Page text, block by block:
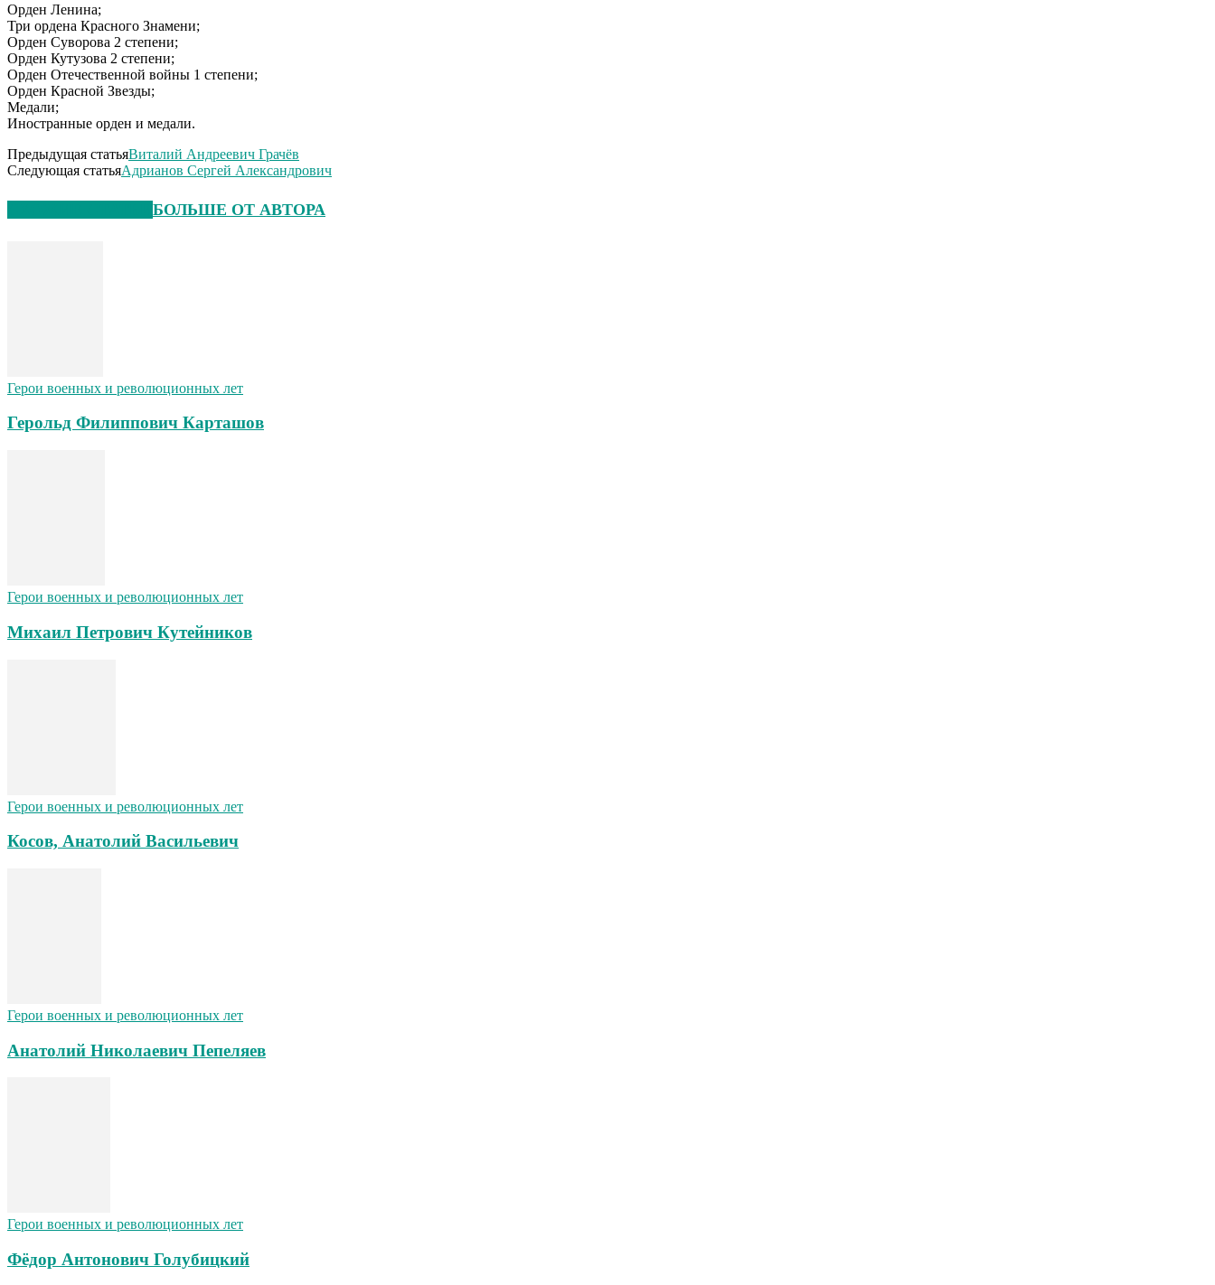
Орден Ленина;
Три ордена Красного Знамени;
Орден Суворова 2 степени;
Орден Кутузова 2 степени;
Орден Отечественной войны 1 степени;
Орден Красной Звезды;
Медали;
Иностранные орден и медали.
Предыдущая статьяВиталий Андреевич Грачёв
Следующая статьяАдрианов Сергей Александрович
БОЛЬШЕ ОТ АВТОРА
Герои военных и революционных лет
Герольд Филиппович Карташов
Герои военных и революционных лет
Михаил Петрович Кутейников
Герои военных и революционных лет
Косов, Анатолий Васильевич
Герои военных и революционных лет
Анатолий Николаевич Пепеляев
Герои военных и революционных лет
Фёдор Антонович Голубицкий